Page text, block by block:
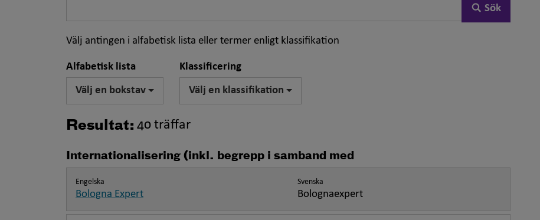
Sök
Välj antingen i alfabetisk lista eller termer enligt klassifikation
Alfabetisk lista
Välj en bokstav
Klassificering
Välj en klassifikation
Resultat: 40 träffar
Internationalisering (inkl. begrepp i samband med
Engelska
Bologna Expert
Svenska
Bolognaexpert